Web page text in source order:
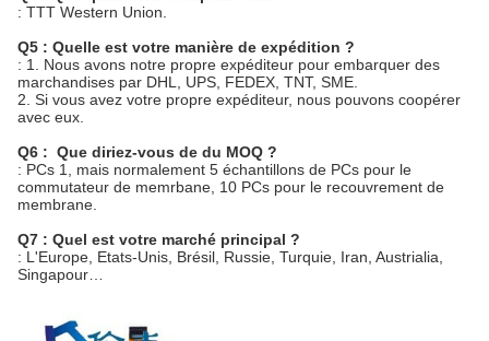
: TTT Western Union.
Q5 : Quelle est votre manière de expédition ?
: 1. Nous avons notre propre expéditeur pour embarquer des
marchandises par DHL, UPS, FEDEX, TNT, SME.
2. Si vous avez votre propre expéditeur, nous pouvons coopérer
avec eux.
Q6 : Que diriez-vous de du MOQ ?
: PCs 1, mais normalement 5 échantillons de PCs pour le
commutateur de memrbane, 10 PCs pour le recouvrement de
membrane.
Q7 : Quel est votre marché principal ?
: L'Europe, Etats-Unis, Brésil, Russie, Turquie, Iran, Austrialia,
Singapour…